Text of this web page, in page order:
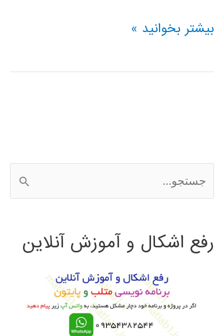
حل
بهینه‌سازی
matlab
بیشتر بخوانید »
س
ج
رفع اشکال و آموزش آنلاین